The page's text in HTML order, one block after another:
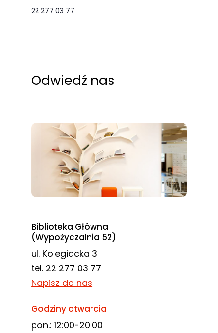
22 277 03 77
Odwiedź nas
Biblioteka Główna
(Wypożyczalnia 52)
ul. Kolegiacka 3
tel. 22 277 03 77
Napisz do nas
Godziny otwarcia
pon.: 12:00-20:00